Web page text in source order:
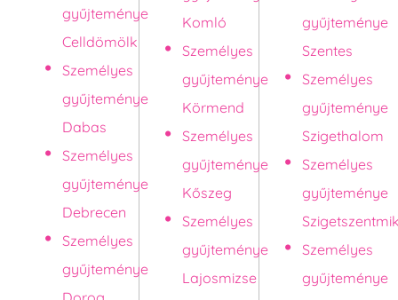
gyűjteménye
Celldömölk
Személyes
gyűjteménye
Dabas
Személyes
gyűjteménye
Debrecen
Személyes
gyűjteménye
Komló
Személyes
gyűjteménye
Körmend
Személyes
gyűjteménye
Kőszeg
Személyes
gyűjteménye
Lajosmizse
gyűjteménye
Szentes
Személyes
gyűjteménye
Szigethalom
Személyes
gyűjteménye
Személyes
gyűjteménye